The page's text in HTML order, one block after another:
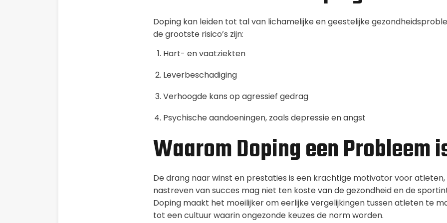
Doping kan leiden tot tal van lichamelijke en geestelijke
de grootste risico’s zijn:
Hart- en vaatziekten
Leverbeschadiging
Verhoogde kans op agressief gedrag
Psychische aandoeningen, zoals depressie en angst
Waarom Doping een Probleem
De drang naar winst en prestaties is een krachtige motivator voor
nastreven van succes mag niet ten koste van de gezondheid en de
Doping maakt het moeilijker om eerlijke vergelijkingen tussen atleten te
tot een cultuur waarin ongezonde keuzes de norm worden.